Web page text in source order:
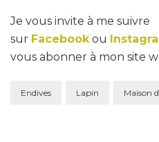
Je vous invite à me suivre
sur Facebook ou
vous abonner à mon site
Endives Lapin Maison